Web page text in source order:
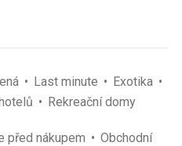
Last minute
Exotika
Rekreační domy
před nákupem
Obchodní